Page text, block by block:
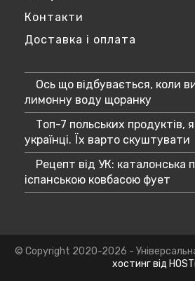
Контакти
Доставка і оплата
Ось що відбувається, коли
лимонну воду щоранку
Топ-7 польських продуктів,
українці. Їх варто скуштувати
Рецепт від УК: каталонська
іспанською ковбасою фует
© Copyright 2020-2026 -
хостинг від